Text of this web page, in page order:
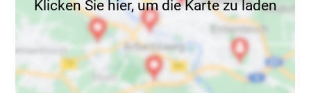
Klicken Sie hier, um die Karte zu laden